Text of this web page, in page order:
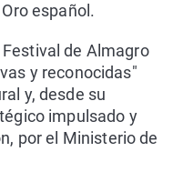
español.
de Almagro
y reconocidas"
y, desde su
impulsado y
por el Ministerio de